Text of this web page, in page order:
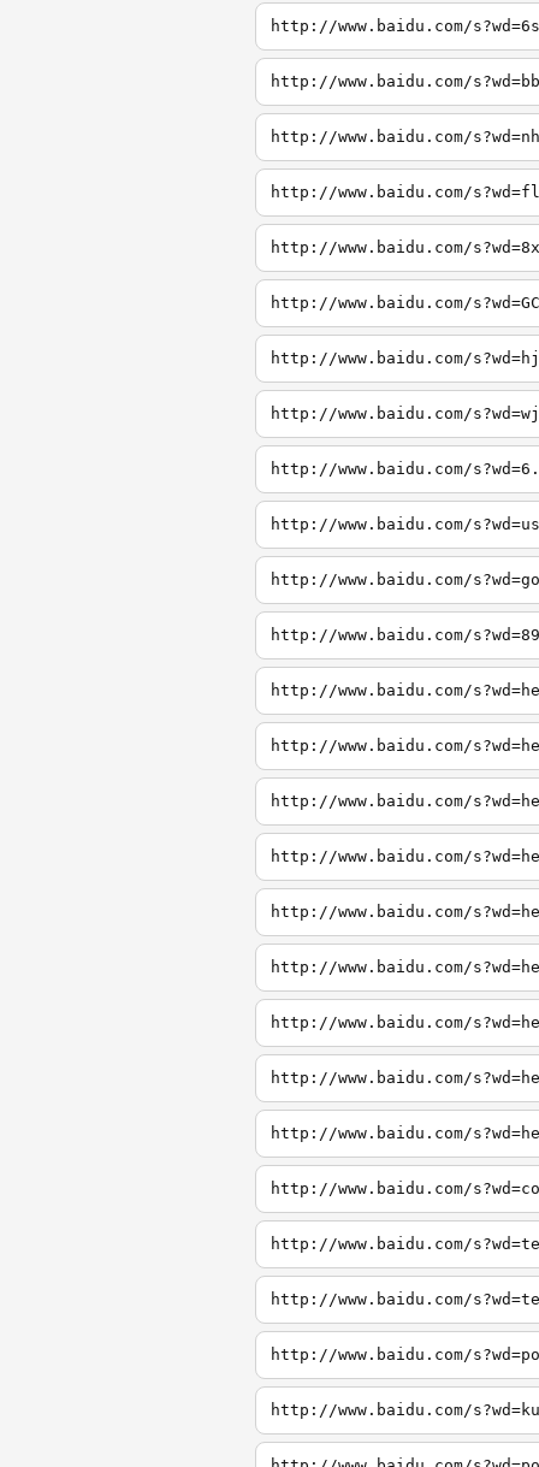
http://www.baidu.com/
http://www.baidu.com/
http://www.baidu.com/
http://www.baidu.com/
http://www.baidu.com/
http://www.baidu.com/
http://www.baidu.com/
http://www.baidu.com/
http://www.baidu.com/
http://www.baidu.com/
http://www.baidu.com/
http://www.baidu.com/
http://www.baidu.com/
http://www.baidu.com/
http://www.baidu.com/
http://www.baidu.com/
http://www.baidu.com/
http://www.baidu.com/
http://www.baidu.com/
http://www.baidu.com/
http://www.baidu.com/
http://www.baidu.com/
http://www.baidu.com/
http://www.baidu.com/
http://www.baidu.com/
http://www.baidu.com/